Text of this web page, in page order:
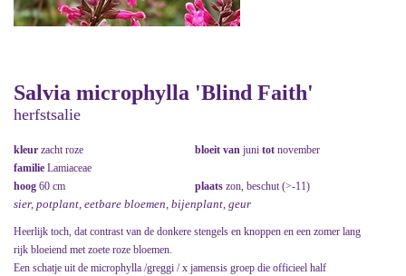
Salvia microphylla 'Blind Faith'
herfstsalie
kleur zacht roze bloeit van juni tot november
familie Lamiaceae
hoog 60 cm plaats zon, beschut (>-11)
sier, potplant, eetbare bloemen, bijenplant, geur
Heerlijk toch, dat contrast van de donkere stengels en knoppen en een zomer lang
rijk bloeiend met zoete roze bloemen.
Een schatje uit de microphylla /greggi / x jamensis groep die officieel half